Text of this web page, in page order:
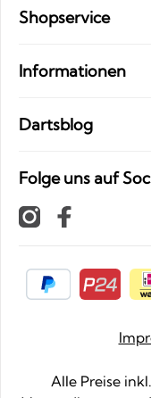
Shopservice
Informationen
Dartsblog
Folge uns auf
Alle Preise